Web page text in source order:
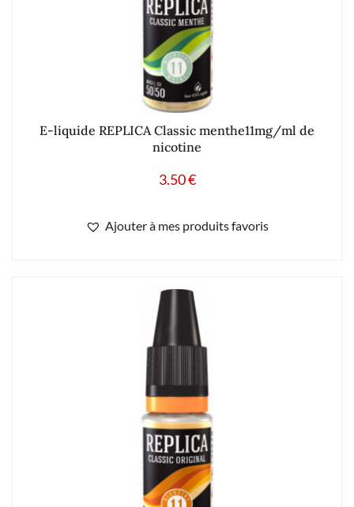
E-liquide REPLICA Classic menthe11mg/ml de
nicotine
3.50€
Ajouter à mes produits favoris